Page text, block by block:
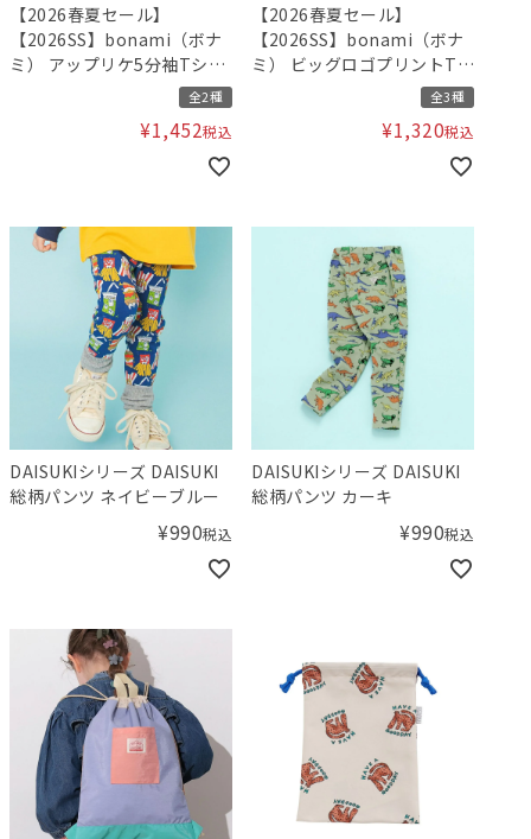
【2026春夏セール】
【2026SS】bonami（ボナ
ミ） アップリケ5分袖Tシャ
全2種
¥1,452税込
【2026春夏セール】
【2026SS】bonami（ボナ
ミ） ビッグロゴプリントTシ
全3種
¥1,320税込
DAISUKIシリーズ DAISUKI
総柄パンツ ネイビーブルー
¥990税込
DAISUKIシリーズ DAISUKI
総柄パンツ カーキ
¥990税込